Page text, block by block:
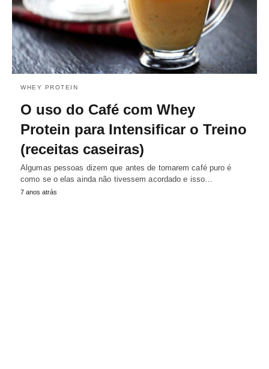
WHEY PROTEIN
O uso do Café com Whey
Protein para Intensificar o Treino
(receitas caseiras)
Algumas pessoas dizem que antes de tomarem café puro é
como se o elas ainda não tivessem acordado e isso…
7 anos atrás